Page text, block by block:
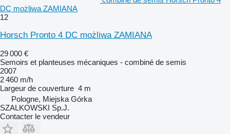
DC możliwa ZAMIANA
12
Horsch Pronto 4 DC możliwa ZAMIANA
29 000 €
Semoirs et planteuses mécaniques - combiné de semis
2007
2 460 m/h
Largeur de couverture 4 m
Pologne, Miejska Górka
SZALKOWSKI Sp.J.
Contacter le vendeur